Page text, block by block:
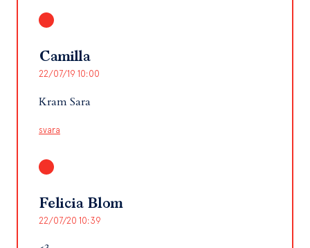
Camilla
22/07/19 10:00
Kram Sara
svara
Felicia Blom
22/07/20 10:39